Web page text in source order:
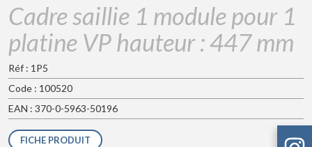
Cadre saillie 1 module pour 1
platine VP hauteur : 447 mm
Réf : 1P5
Code : 100520
EAN : 370-0-5963-50196
FICHE PRODUIT